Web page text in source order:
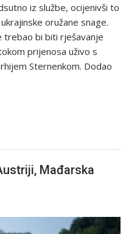
iz službe, ocijenivši to
oružane snage.
trebao bi biti rješavanje
prijenosa uživo s
Sternenkom. Dodao
Mađarska